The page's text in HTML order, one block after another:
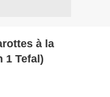
à la
1 Tefal)